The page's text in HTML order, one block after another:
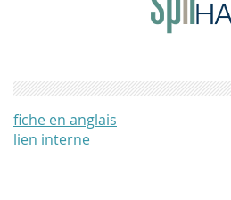
fiche en anglais
lien interne